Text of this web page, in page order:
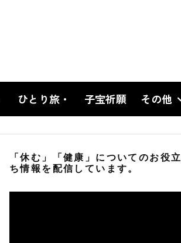
ひとり旅・ 子宝祈願 その他
「休む」「健康」についてのお役立
ち情報を配信しています。